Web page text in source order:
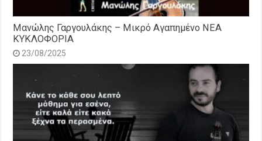
Μανώλης Γαργουλάκης – Μικρό Αγαπημένο NEΑ
ΚΥΚΛΟΦΟΡΙΑ
23/08/2025